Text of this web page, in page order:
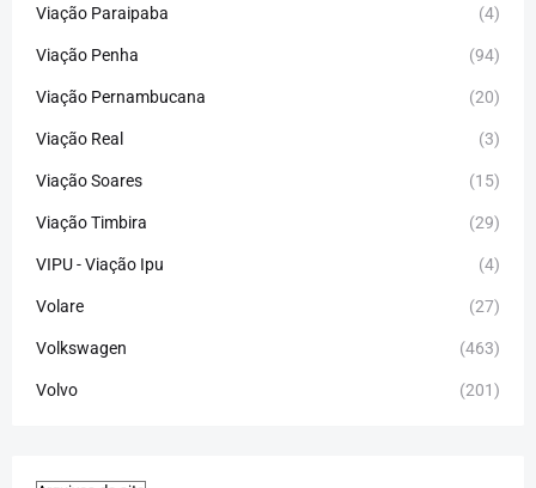
Viação Paraipaba (4)
Viação Penha (94)
Viação Pernambucana (20)
Viação Real (3)
Viação Soares (15)
Viação Timbira (29)
VIPU - Viação Ipu (4)
Volare (27)
Volkswagen (463)
Volvo (201)